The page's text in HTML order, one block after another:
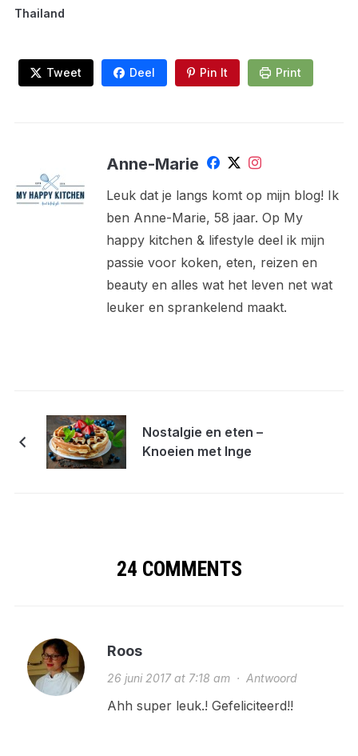
Thailand
Tweet Deel Pin It Print
Anne-Marie
Leuk dat je langs komt op mijn blog! Ik
ben Anne-Marie, 58 jaar. Op My
happy kitchen & lifestyle deel ik mijn
passie voor koken, eten, reizen en
beauty en alles wat het leven net wat
leuker en sprankelend maakt.
Nostalgie en eten –
Knoeien met Inge
24 COMMENTS
Roos
26 juni 2017 at 7:18 am· Antwoord
Ahh super leuk.! Gefeliciteerd!!